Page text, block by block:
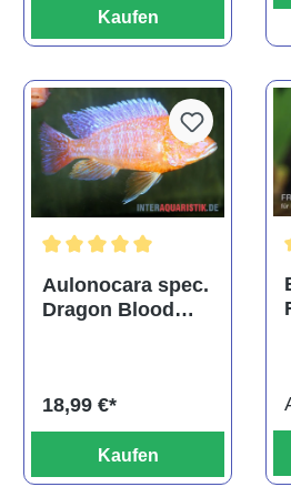
Kaufen
Durchschnittliche Bewertung
Aulonocara spec.
Dragon Blood
18,99 €*
Kaufen